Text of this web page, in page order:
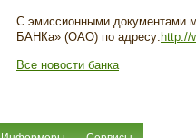
С эмиссионными документами
БАНКа» (ОАО) по адресу: http://
Все новости банка